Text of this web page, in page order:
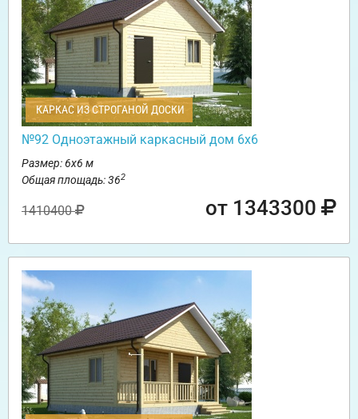
КАРКАС ИЗ СТРОГАНОЙ ДОСКИ
№92 Одноэтажный каркасный дом 6х6
Размер: 6х6 м
Общая площадь: 362
1410400 от 1343300